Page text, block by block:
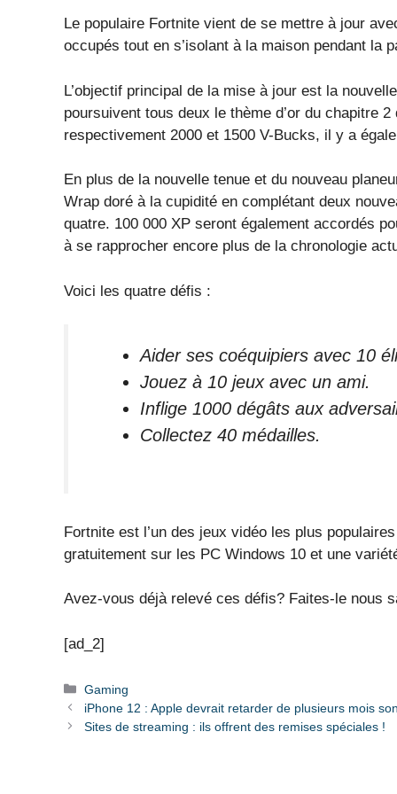
Le populaire Fortnite vient de se mettre à jour
occupés tout en s’isolant à la maison pendant la
L’objectif principal de la mise à jour est la
poursuivent tous deux le thème d’or du chapitre
respectivement 2000 et 1500 V-Bucks, il y a
En plus de la nouvelle tenue et du nouveau
Wrap doré à la cupidité en complétant deux
quatre. 100 000 XP seront également accordés
à se rapprocher encore plus de la chronologie
Voici les quatre défis :
Aider ses coéquipiers avec 10
Jouez à 10 jeux avec un ami.
Inflige 1000 dégâts aux
Collectez 40 médailles.
Fortnite est l’un des jeux vidéo les plus
gratuitement sur les PC Windows 10 et une
Avez-vous déjà relevé ces défis? Faites-le nous
[ad_2]
Catégories
Gaming
iPhone 12 : Apple devrait retarder de plusieurs mois
Sites de streaming : ils offrent des remises spéciales !